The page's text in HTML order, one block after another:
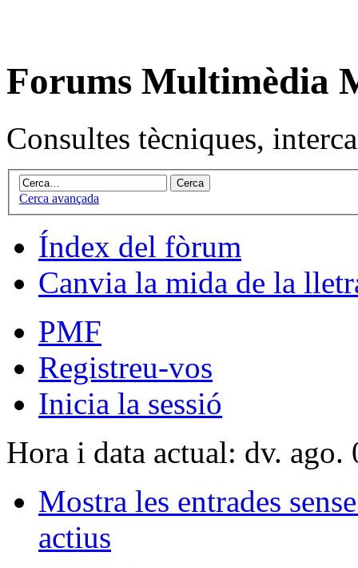
Forums Multimèdia
Consultes tècniques,
Cerca avançada
Índex del fòrum
Canvia la mida de la
PMF
Registreu-vos
Inicia la sessió
Hora i data actual: dv. ago.
Mostra les entrades
actius